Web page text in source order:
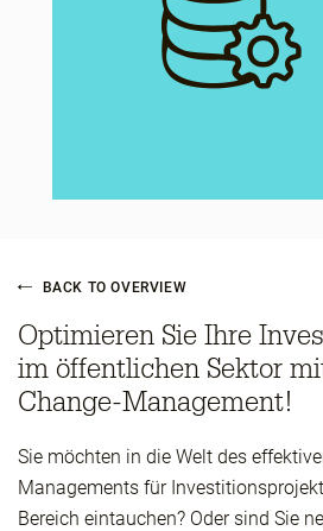
BACK TO OVERVIEW
Optimieren Sie Ihre
im öffentlichen Sektor
Change-Management!
Sie möchten in die Welt des
Managements für
Bereich eintauchen? Oder sind Sie